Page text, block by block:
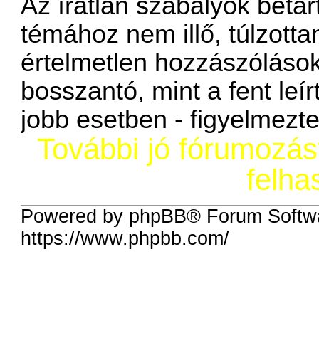
témához nem illő,
értelmetlen
bosszantó, mint a fent
jobb esetben -
További jó
Powered by phpBB® Forum
https://www.phpbb.com/